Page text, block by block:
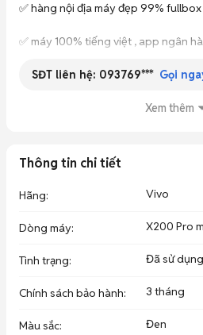
✅ hàng nội địa máy đẹp 99% fullbox
✅ máy 100% tiếng việt , app ngân
✅ giá 12.900k máy trần + sạc 25w
🧩Tình trạng: máy đẹp 99%
⚙️Phần cứng: Chíp Dimensity 9400 .
1B colors, 120Hz. 6.31 ”inches. Pin Si/
⚙️Phần mềm: Android 15 + OriginOS
🏡 Tấn dương mobile : số 82 đường
( giáp ranh giữa 30/4 và đường Mậu
SĐT liên hệ: 093769*** Gọi
Xem thêm
Thông tin chi tiết
Hãng: Vivo
Dòng máy: X200 Pro
Tình trạng: Đã sử
Chính sách bảo hành: 3 tháng
Màu sắc: Đen